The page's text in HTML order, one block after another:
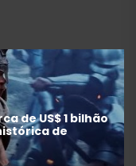
filmes
Fernanda